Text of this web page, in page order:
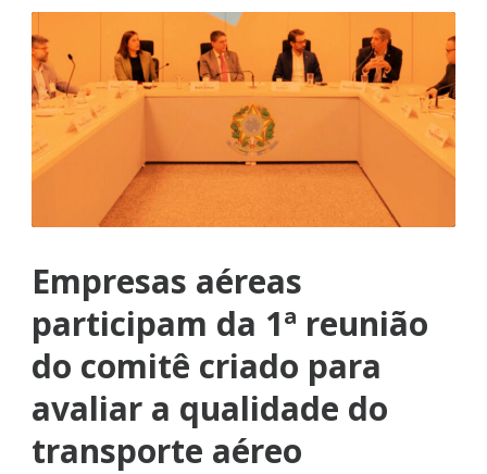
Empresas aéreas
participam da 1ª reunião
do comitê criado para
avaliar a qualidade do
transporte aéreo